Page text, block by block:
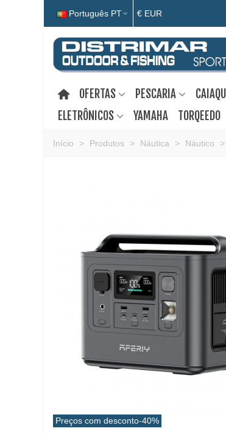
Português PT € EUR
OFERTAS PESCARIA
ELETRÔNICOS
YAMAHA TORQEEDO
Início > Produtos > Náutica > Náutico >
Preços com desconto-40%